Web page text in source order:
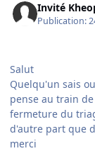
Invité
Publication:
Salut
Quelqu'un sais
pense au train
fermeture du
d'autre part que
merci